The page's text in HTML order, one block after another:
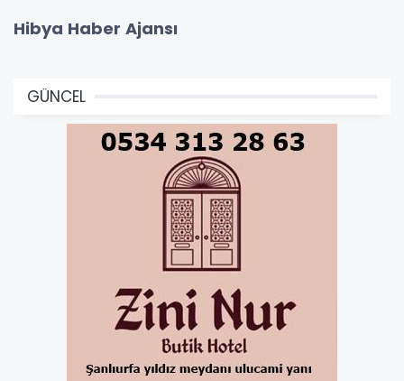
Hibya Haber Ajansı
GÜNCEL